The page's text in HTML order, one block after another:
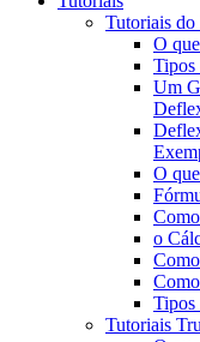
Tutoriais do
O
Tipos
Um
O
o
Tipos
Tutoriais